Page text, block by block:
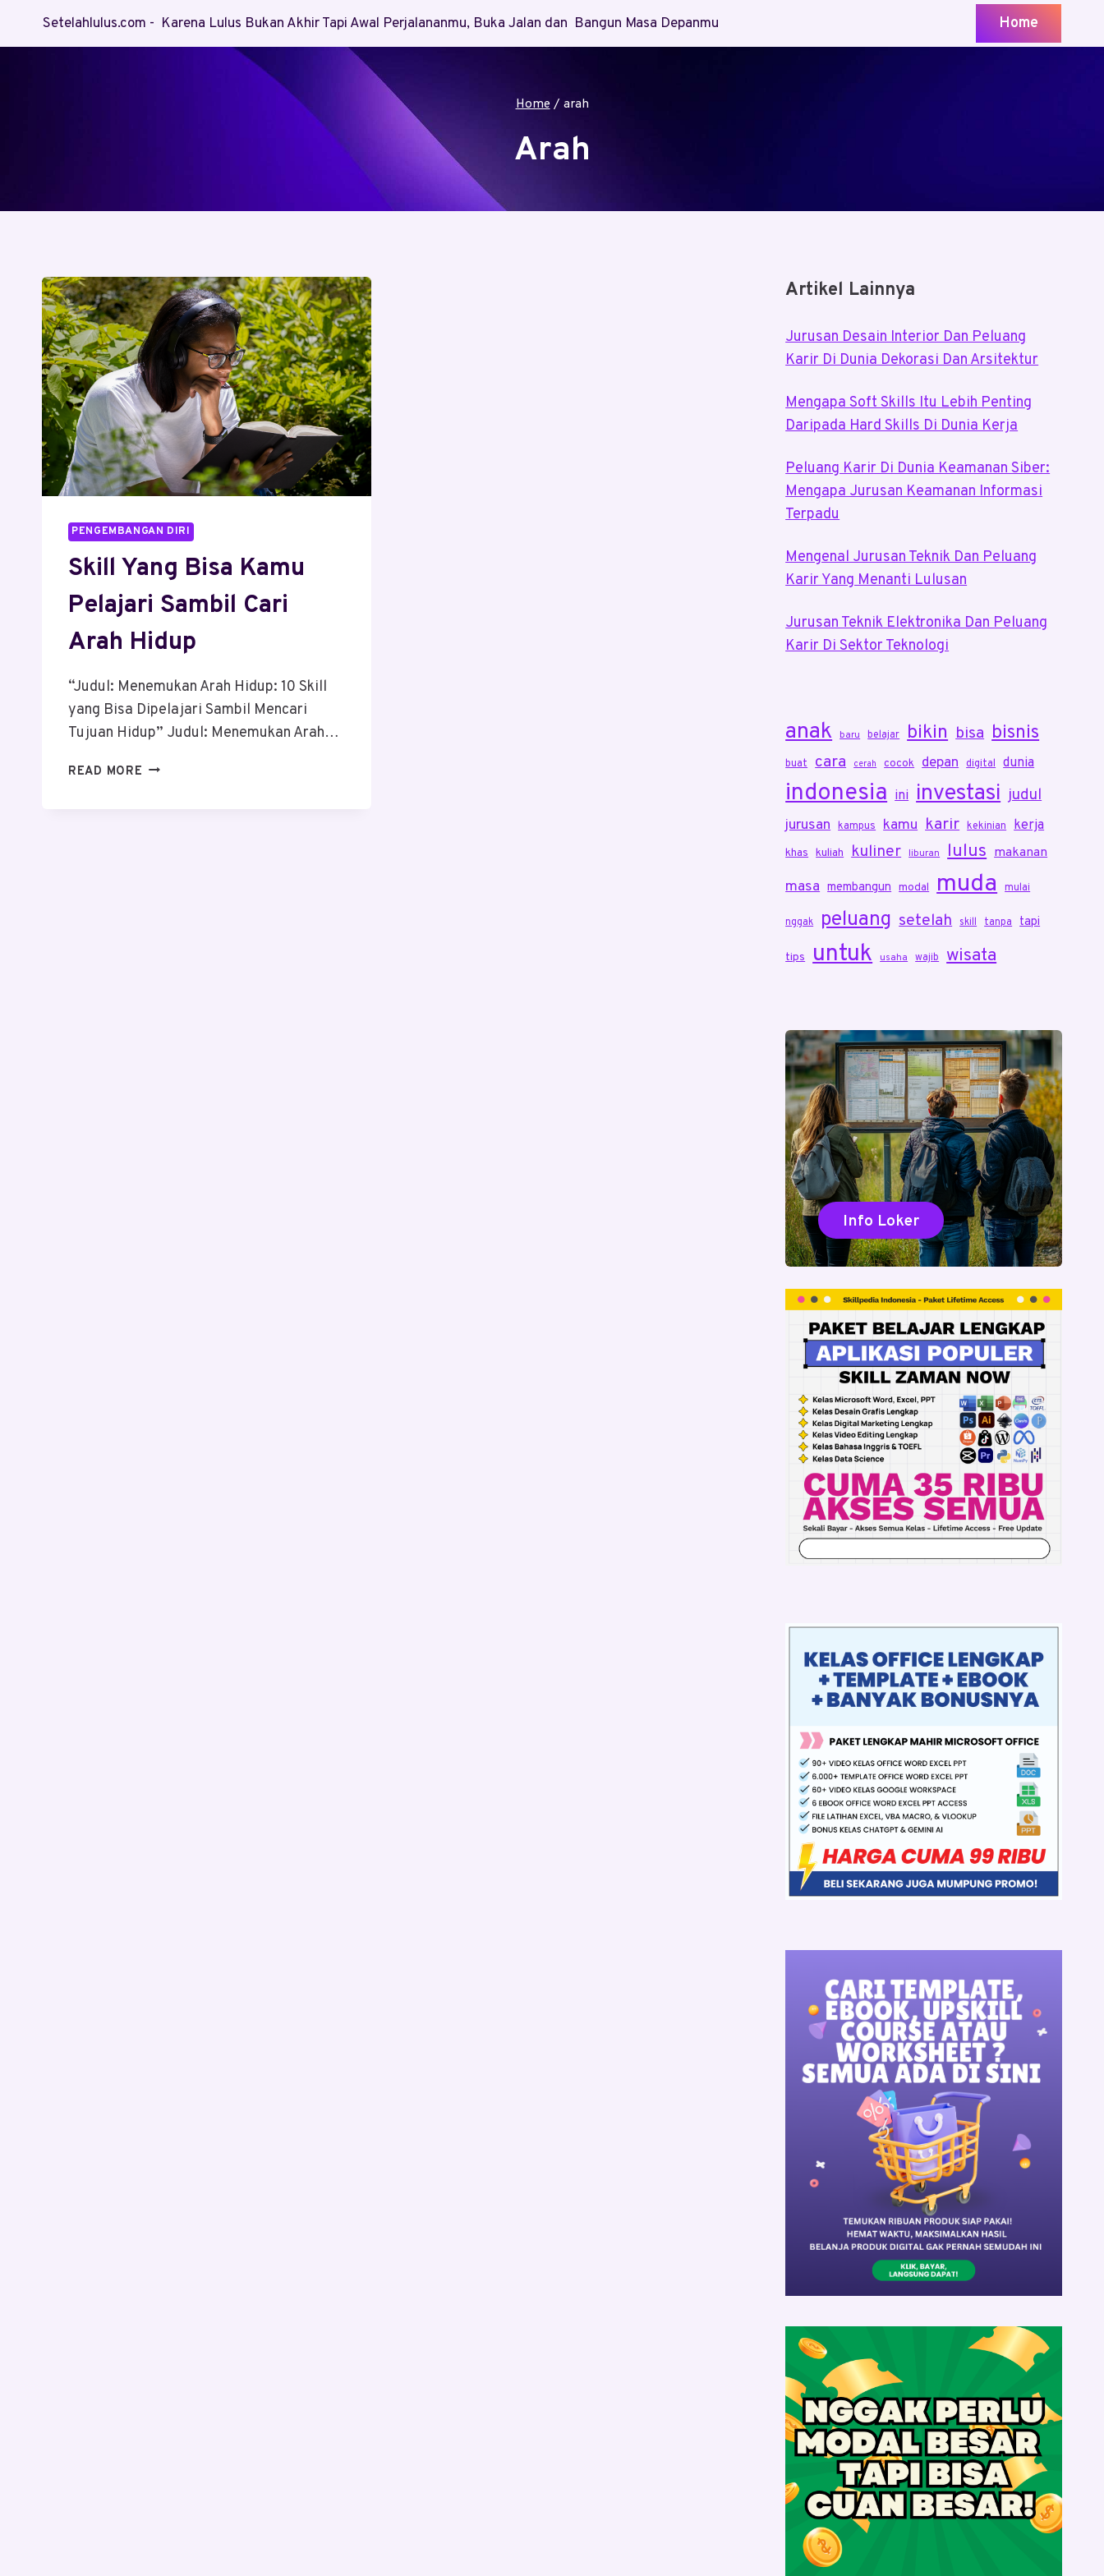
Setelahlulus.com - Karena Lulus Bukan Akhir Tapi Awal Perjalananmu, Buka Jalan dan Bangun Masa Depanmu Home
Home / arah
Arah
PENGEMBANGAN DIRI
Skill Yang Bisa Kamu
Pelajari Sambil Cari
Arah Hidup
“Judul: Menemukan Arah Hidup: 10 Skill
yang Bisa Dipelajari Sambil Mencari
Tujuan Hidup” Judul: Menemukan Arah…
READ MORE SKILL
Artikel Lainnya
Jurusan Desain Interior Dan Peluang
Karir Di Dunia Dekorasi Dan Arsitektur
Mengapa Soft Skills Itu Lebih Penting
Daripada Hard Skills Di Dunia Kerja
Peluang Karir Di Dunia Keamanan Siber:
Mengapa Jurusan Keamanan Informasi
Terpadu
Mengenal Jurusan Teknik Dan Peluang
Karir Yang Menanti Lulusan
Jurusan Teknik Elektronika Dan Peluang
Karir Di Sektor Teknologi
anak baru belajar bikin bisa bisnis
buat cara cerah cocok depan digital dunia
indonesia ini investasi judul
jurusan kampus kamu karir kekinian kerja
khas kuliah kuliner liburan lulus makanan
masa membangun modal muda mulai
nggak peluang setelah skill tanpa tapi
tips untuk usaha wajib wisata
Info Loker